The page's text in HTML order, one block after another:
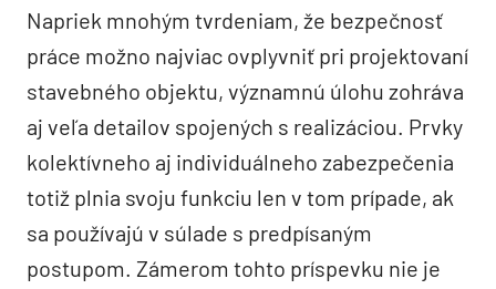
Napriek mnohým tvrdeniam, že bezpečnosť
práce možno najviac ovplyvniť pri projektovaní
stavebného objektu, významnú úlohu zohráva
aj veľa detailov spojených s realizáciou. Prvky
kolektívneho aj individuálneho zabezpečenia
totiž plnia svoju funkciu len v tom prípade, ak
sa používajú v súlade s predpísaným
postupom. Zámerom tohto príspevku nie je